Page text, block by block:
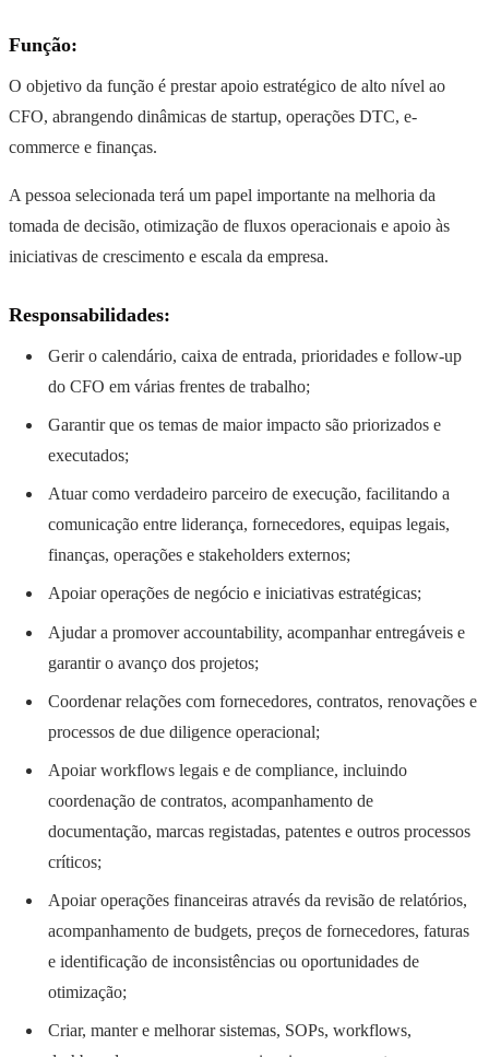
Função:
O objetivo da função é prestar apoio estratégico de alto nível ao
CFO, abrangendo dinâmicas de startup, operações DTC, e-
commerce e finanças.
A pessoa selecionada terá um papel importante na melhoria da
tomada de decisão, otimização de fluxos operacionais e apoio às
iniciativas de crescimento e escala da empresa.
Responsabilidades:
Gerir o calendário, caixa de entrada, prioridades e follow-up
do CFO em várias frentes de trabalho;
Garantir que os temas de maior impacto são priorizados e
executados;
Atuar como verdadeiro parceiro de execução, facilitando a
comunicação entre liderança, fornecedores, equipas legais,
finanças, operações e stakeholders externos;
Apoiar operações de negócio e iniciativas estratégicas;
Ajudar a promover accountability, acompanhar entregáveis e
garantir o avanço dos projetos;
Coordenar relações com fornecedores, contratos, renovações e
processos de due diligence operacional;
Apoiar workflows legais e de compliance, incluindo
coordenação de contratos, acompanhamento de
documentação, marcas registadas, patentes e outros processos
críticos;
Apoiar operações financeiras através da revisão de relatórios,
acompanhamento de budgets, preços de fornecedores, faturas
e identificação de inconsistências ou oportunidades de
otimização;
Criar, manter e melhorar sistemas, SOPs, workflows,